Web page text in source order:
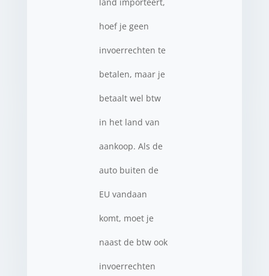
hoef je geen
invoerrechten te
betalen, maar je
betaalt wel btw
in het land van
aankoop. Als de
auto buiten de
EU vandaan
komt, moet je
naast de btw ook
invoerrechten